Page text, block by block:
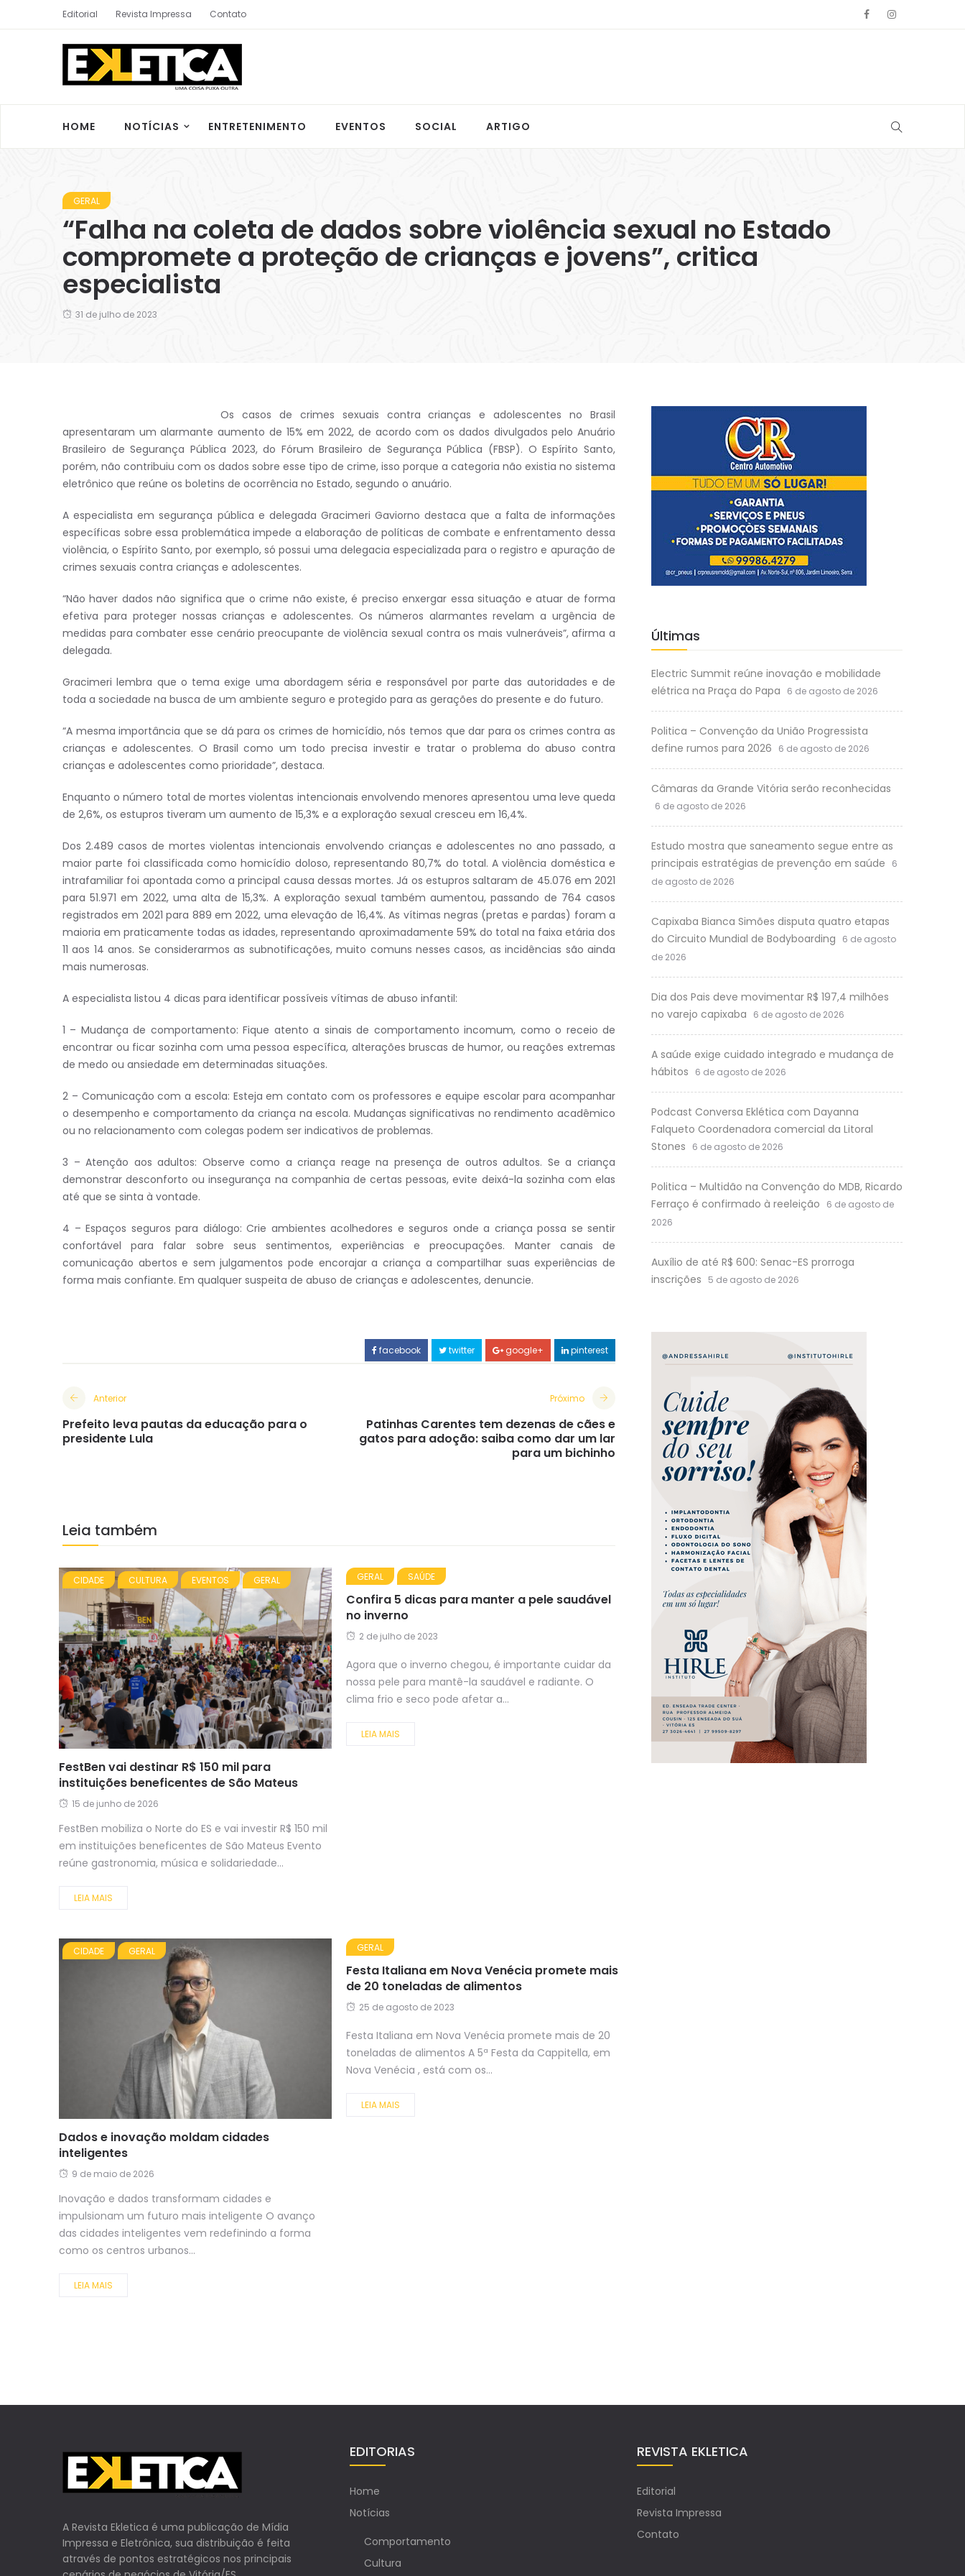
Editorial Revista Impressa Contato
HOME NOTÍCIAS ENTRETENIMENTO EVENTOS SOCIAL ARTIGO
GERAL
“Falha na coleta de dados sobre violência sexual no Estado
compromete a proteção de crianças e jovens”, critica
especialista
31 de julho de 2023
Os casos de crimes sexuais contra crianças e adolescentes no Brasil
apresentaram um alarmante aumento de 15% em 2022, de acordo com os dados divulgados pelo Anuário
Brasileiro de Segurança Pública 2023, do Fórum Brasileiro de Segurança Pública (FBSP). O Espírito Santo,
porém, não contribuiu com os dados sobre esse tipo de crime, isso porque a categoria não existia no sistema
eletrônico que reúne os boletins de ocorrência no Estado, segundo o anuário.
A especialista em segurança pública e delegada Gracimeri Gaviorno destaca que a falta de informações
específicas sobre essa problemática impede a elaboração de políticas de combate e enfrentamento dessa
violência, o Espírito Santo, por exemplo, só possui uma delegacia especializada para o registro e apuração de
crimes sexuais contra crianças e adolescentes.
“Não haver dados não significa que o crime não existe, é preciso enxergar essa situação e atuar de forma
efetiva para proteger nossas crianças e adolescentes. Os números alarmantes revelam a urgência de
medidas para combater esse cenário preocupante de violência sexual contra os mais vulneráveis”, afirma a
delegada.
Gracimeri lembra que o tema exige uma abordagem séria e responsável por parte das autoridades e de
toda a sociedade na busca de um ambiente seguro e protegido para as gerações do presente e do futuro.
“A mesma importância que se dá para os crimes de homicídio, nós temos que dar para os crimes contra as
crianças e adolescentes. O Brasil como um todo precisa investir e tratar o problema do abuso contra
crianças e adolescentes como prioridade”, destaca.
Enquanto o número total de mortes violentas intencionais envolvendo menores apresentou uma leve queda
de 2,6%, os estupros tiveram um aumento de 15,3% e a exploração sexual cresceu em 16,4%.
Dos 2.489 casos de mortes violentas intencionais envolvendo crianças e adolescentes no ano passado, a
maior parte foi classificada como homicídio doloso, representando 80,7% do total. A violência doméstica e
intrafamiliar foi apontada como a principal causa dessas mortes. Já os estupros saltaram de 45.076 em 2021
para 51.971 em 2022, uma alta de 15,3%. A exploração sexual também aumentou, passando de 764 casos
registrados em 2021 para 889 em 2022, uma elevação de 16,4%. As vítimas negras (pretas e pardas) foram a
maioria em praticamente todas as idades, representando aproximadamente 59% do total na faixa etária dos
11 aos 14 anos. Se considerarmos as subnotificações, muito comuns nesses casos, as incidências são ainda
mais numerosas.
A especialista listou 4 dicas para identificar possíveis vítimas de abuso infantil:
1 – Mudança de comportamento: Fique atento a sinais de comportamento incomum, como o receio de
encontrar ou ficar sozinha com uma pessoa específica, alterações bruscas de humor, ou reações extremas
de medo ou ansiedade em determinadas situações.
2 – Comunicação com a escola: Esteja em contato com os professores e equipe escolar para acompanhar
o desempenho e comportamento da criança na escola. Mudanças significativas no rendimento acadêmico
ou no relacionamento com colegas podem ser indicativos de problemas.
3 – Atenção aos adultos: Observe como a criança reage na presença de outros adultos. Se a criança
demonstrar desconforto ou insegurança na companhia de certas pessoas, evite deixá-la sozinha com elas
até que se sinta à vontade.
4 – Espaços seguros para diálogo: Crie ambientes acolhedores e seguros onde a criança possa se sentir
confortável para falar sobre seus sentimentos, experiências e preocupações. Manter canais de
comunicação abertos e sem julgamentos pode encorajar a criança a compartilhar suas experiências de
forma mais confiante. Em qualquer suspeita de abuso de crianças e adolescentes, denuncie.
facebook twitter google+ pinterest
Anterior
Prefeito leva pautas da educação para o
presidente Lula
Próximo
Patinhas Carentes tem dezenas de cães e
gatos para adoção: saiba como dar um lar
para um bichinho
Leia também
CIDADE CULTURA EVENTOS GERAL
FestBen vai destinar R$ 150 mil para
instituições beneficentes de São Mateus
15 de junho de 2026
FestBen mobiliza o Norte do ES e vai investir R$ 150 mil
em instituições beneficentes de São Mateus Evento
reúne gastronomia, música e solidariedade...
LEIA MAIS
GERAL SAÚDE
Confira 5 dicas para manter a pele saudável
no inverno
2 de julho de 2023
Agora que o inverno chegou, é importante cuidar da
nossa pele para mantê-la saudável e radiante. O
clima frio e seco pode afetar a...
LEIA MAIS
CIDADE GERAL
Dados e inovação moldam cidades
inteligentes
9 de maio de 2026
Inovação e dados transformam cidades e
impulsionam um futuro mais inteligente O avanço
das cidades inteligentes vem redefinindo a forma
como os centros urbanos...
LEIA MAIS
GERAL
Festa Italiana em Nova Venécia promete mais
de 20 toneladas de alimentos
25 de agosto de 2023
Festa Italiana em Nova Venécia promete mais de 20
toneladas de alimentos A 5ª Festa da Cappitella, em
Nova Venécia , está com os...
LEIA MAIS
Últimas
Electric Summit reúne inovação e mobilidade
elétrica na Praça do Papa
6 de agosto de 2026
Politica – Convenção da União Progressista
define rumos para 2026
6 de agosto de 2026
Câmaras da Grande Vitória serão reconhecidas
6 de agosto de 2026
Estudo mostra que saneamento segue entre as
principais estratégias de prevenção em saúde
6
de agosto de 2026
Capixaba Bianca Simões disputa quatro etapas
do Circuito Mundial de Bodyboarding
6 de agosto
de 2026
Dia dos Pais deve movimentar R$ 197,4 milhões
no varejo capixaba
6 de agosto de 2026
A saúde exige cuidado integrado e mudança de
hábitos
6 de agosto de 2026
Podcast Conversa Eklética com Dayanna
Falqueto Coordenadora comercial da Litoral
Stones
6 de agosto de 2026
Politica – Multidão na Convenção do MDB, Ricardo
Ferraço é confirmado à reeleição
6 de agosto de
2026
Auxílio de até R$ 600: Senac-ES prorroga
inscrições
5 de agosto de 2026
A Revista Ekletica é uma publicação de Mídia
Impressa e Eletrônica, sua distribuição é feita
através de pontos estratégicos nos principais
EDITORIAS
Home
Notícias
Comportamento
Cultura
REVISTA EKLETICA
Editorial
Revista Impressa
Contato